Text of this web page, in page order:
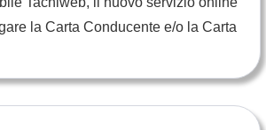
la Carta Conducente e/o la Carta